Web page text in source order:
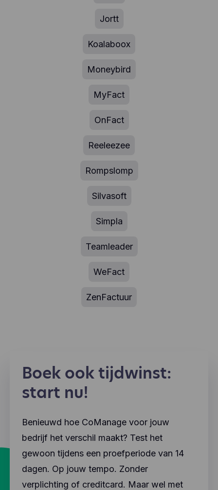
Jortt
Koalaboox
Moneybird
MyFact
OnFact
Reeleezee
Rompslomp
Silvasoft
Simpla
Teamleader
WeFact
ZenFactuur
Boek ook tijdwinst:
start nu!
Benieuwd hoe CoManage voor jouw
bedrijf het verschil maakt? Test het
gewoon tijdens een proefperiode van 14
dagen. Op jouw tempo. Zonder
verplichting of creditcard. Maar wel met